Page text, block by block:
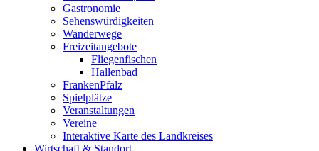
Gastronomie
Sehenswürdigkeiten
Wanderwege
Freizeitangebote
Fliegenfischen
Hallenbad
FrankenPfalz
Spielplätze
Veranstaltungen
Vereine
Interaktive Karte des Landkreises
Wirtschaft & Standort